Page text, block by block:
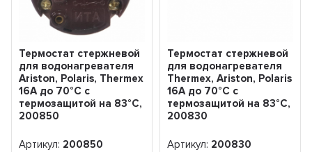
Термостат стержневой
для водонагревателя
Ariston, Polaris, Thermex
16A до 70°С с
термозащитой на 83°С,
200850
Артикул: 200850
Термостат стержневой
для водонагревателя
Thermex, Ariston, Polaris
16A до 70°С с
термозащитой на 83°С,
200830
Артикул: 200830